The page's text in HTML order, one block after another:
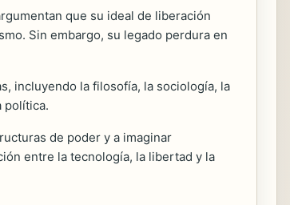
que su ideal de liberación
Sin embargo, su legado perdura en
incluyendo la filosofía, la sociología, la
política.
de poder y a imaginar
entre la tecnología, la libertad y la